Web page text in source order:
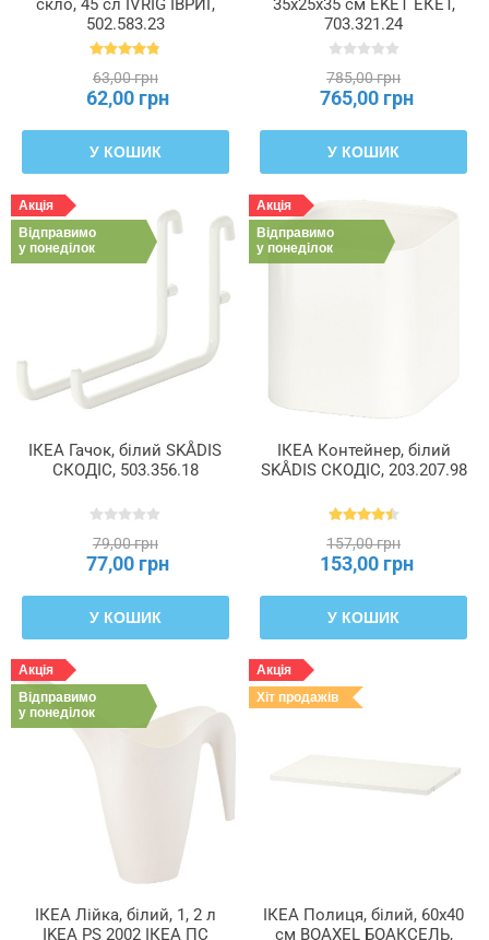
скло, 45 сл IVRIG ІВРИГ,
502.583.23
63,00 грн
62,00 грн
У КОШИК
35x25x35 см EKET ЕКЕТ,
703.321.24
785,00 грн
765,00 грн
У КОШИК
Акція
Відправимо
у понеділок
ІКЕА Гачок, білий SKÅDIS
СКОДІС, 503.356.18
79,00 грн
77,00 грн
У КОШИК
Акція
Відправимо
у понеділок
ІКЕА Контейнер, білий
SKÅDIS СКОДІС, 203.207.98
157,00 грн
153,00 грн
У КОШИК
Акція
Відправимо
у понеділок
ІКЕА Лійка, білий, 1, 2 л
IKEA PS 2002 ІКЕА ПС
Акція
Хіт продажів
ІКЕА Полиця, білий, 60x40
см BOAXEL БОАКСЕЛЬ,